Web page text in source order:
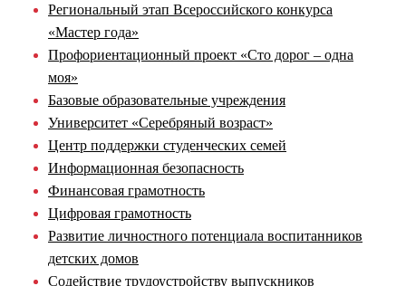
Региональный этап Всероссийского конкурса
«Мастер года»
Профориентационный проект «Сто дорог – одна
моя»
Базовые образовательные учреждения
Университет «Серебряный возраст»
Центр поддержки студенческих семей
Информационная безопасность
Финансовая грамотность
Цифровая грамотность
Развитие личностного потенциала воспитанников
детских домов
Содействие трудоустройству выпускников